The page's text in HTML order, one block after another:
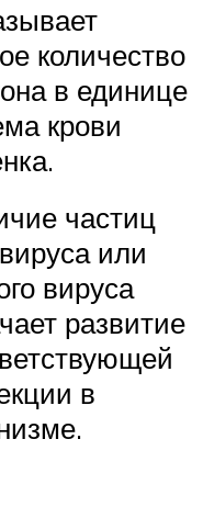
количество
в единице
крови
частиц
или
вируса
развитие
в